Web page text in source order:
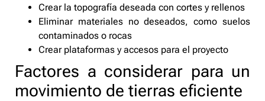
Crear la topografía deseada con cortes y rellenos
Eliminar materiales no deseados, como suelos
contaminados o rocas
Crear plataformas y accesos para el proyecto
Factores a considerar para un
movimiento de tierras eficiente